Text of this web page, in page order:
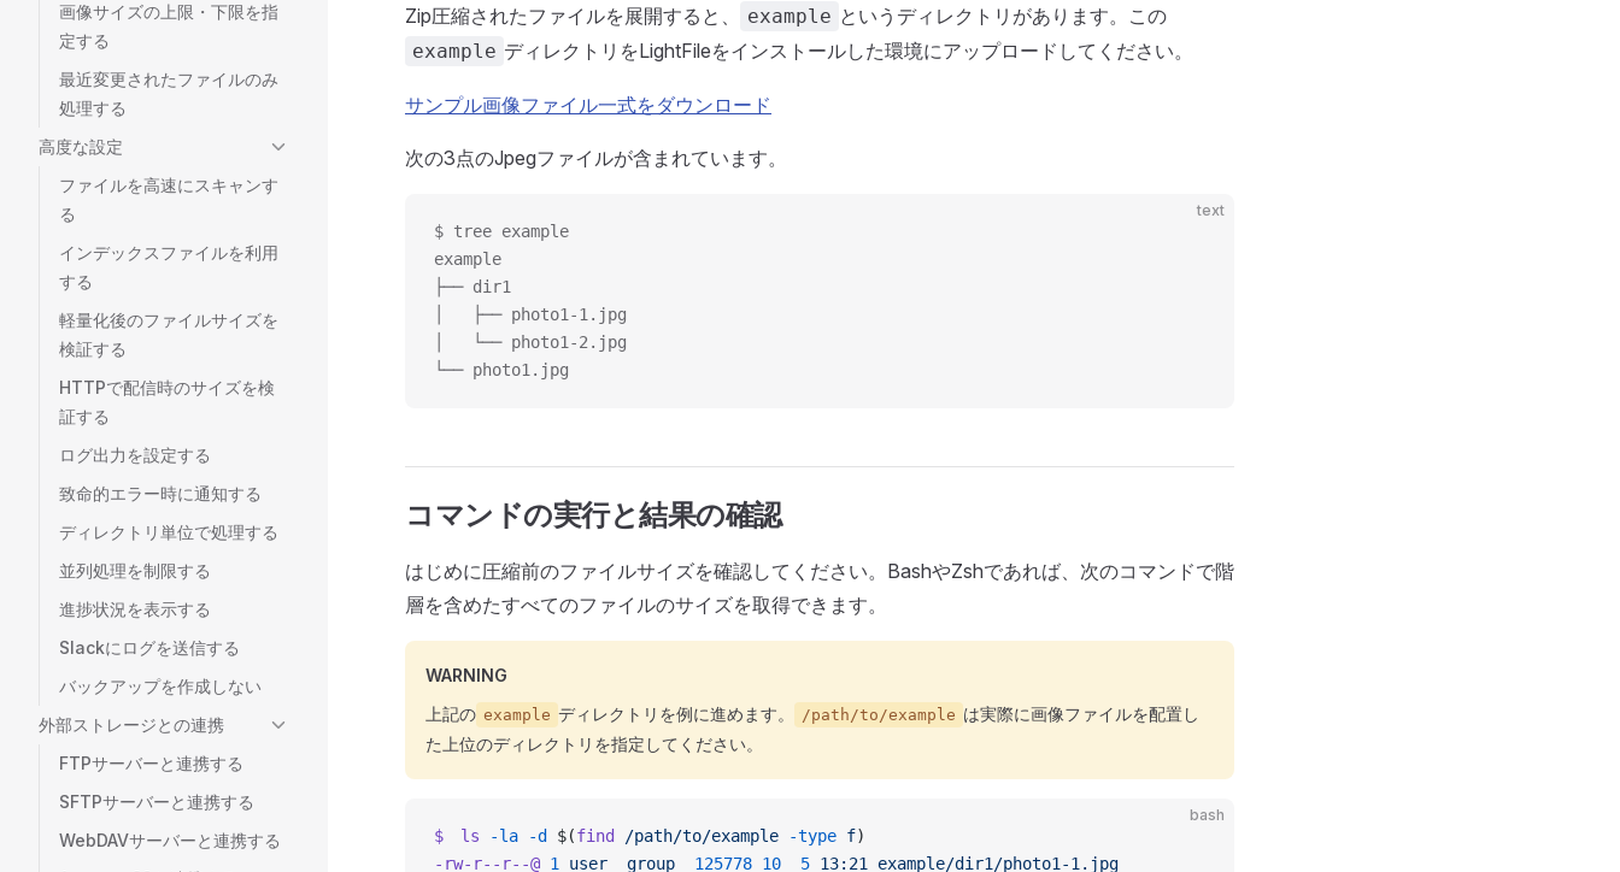
画像サイズの上限・下限を指
定する
最近変更されたファイルのみ
処理する
高度な設定
ファイルを高速にスキャンす
る
インデックスファイルを利用
する
軽量化後のファイルサイズを
検証する
HTTPで配信時のサイズを検
証する
ログ出力を設定する
致命的エラー時に通知する
ディレクトリ単位で処理する
並列処理を制限する
進捗状況を表示する
Slackにログを送信する
バックアップを作成しない
外部ストレージとの連携
FTPサーバーと連携する
SFTPサーバーと連携する
WebDAVサーバーと連携する
Zip圧縮されたファイルを展開すると、 example というディレクトリがあります。この
example ディレクトリをLightFileをインストールした環境にアップロードしてください。
サンプル画像ファイル一式をダウンロード
次の3点のJpegファイルが含まれています。
text
$ tree example
example
├── dir1
│   ├── photo1-1.jpg
│   └── photo1-2.jpg
└── photo1.jpg
コマンドの実行と結果の確認
はじめに圧縮前のファイルサイズを確認してください。BashやZshであれば、次のコマンドで階
層を含めたすべてのファイルのサイズを取得できます。
WARNING
上記の example ディレクトリを例に進めます。 /path/to/example は実際に画像ファイルを配置し
た上位のディレクトリを指定してください。
bash
$　ls -la -d $(find /path/to/example -type f)
-rw-r--r--@ 1 user
  group
  125778
10
  5
13:21
example/dir1/photo1-1.jpg